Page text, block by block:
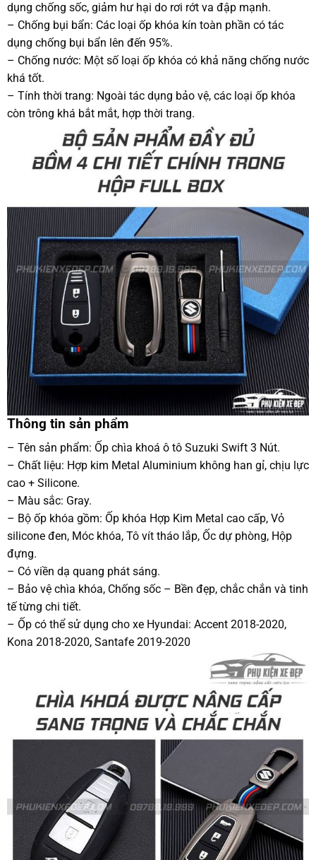
dụng chống sốc, giảm hư hại do rơi rớt va đập mạnh.
– Chống bụi bẩn: Các loại ốp khóa kín toàn phần có tác
dụng chống bụi bẩn lên đến 95%.
– Chống nước: Một số loại ốp khóa có khả năng chống nước
khá tốt.
– Tính thời trang: Ngoài tác dụng bảo vệ, các loại ốp khóa
còn trông khá bắt mắt, hợp thời trang.
Thông tin sản phẩm
– Tên sản phẩm: Ốp chìa khoá ô tô Suzuki Swift 3 Nút.
– Chất liệu: Hợp kim Metal Aluminium không han gỉ, chịu lực
cao + Silicone.
– Màu sắc: Gray.
– Bộ ốp khóa gồm: Ốp khóa Hợp Kim Metal cao cấp, Vỏ
silicone đen, Móc khóa, Tô vít tháo lắp, Ốc dự phòng, Hộp
đựng.
– Có viền dạ quang phát sáng.
– Bảo vệ chìa khóa, Chống sốc – Bền đẹp, chắc chắn và tinh
tế từng chi tiết.
– Ốp có thể sử dụng cho xe Hyundai: Accent 2018-2020,
Kona 2018-2020, Santafe 2019-2020